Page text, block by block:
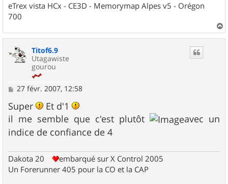
eTrex vista HCx - CE3D - Memorymap Alpes v5 - Orégon
700
a
Titof6.9
Utagawiste
gourou
M
s
s
g
e
27 févr. 2007, 12:58
Super
Et d'1
il me semble que c'est plutôt
avec un
indice de confiance de 4
Dakota 20
embarqué sur X Control 2005
Un Forerunner 405 pour la CO et la CAP